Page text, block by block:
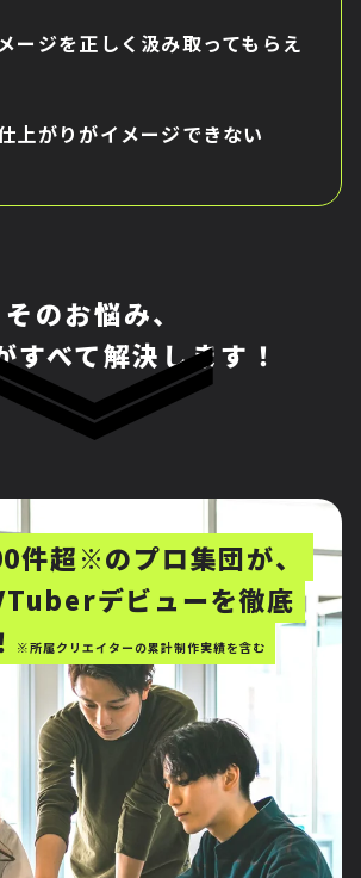
ージを正しく汲み取ってもらえ
上がりがイメージできない
そのお悩み、
べて解決します！
件超※のプロ集団が、
デビューを徹底
※所属クリエイターの累計制作実績を含む